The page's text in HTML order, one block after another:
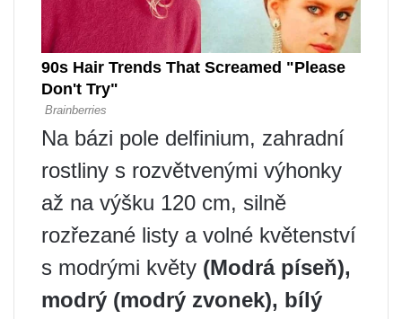
Na bázi pole delfinium, zahradní
rostliny s rozvětvenými výhonky
až na výšku 120 cm, silně
rozřezané listy a volné květenství
s modrými květy (Modrá píseň),
modrý (modrý zvonek), bílý